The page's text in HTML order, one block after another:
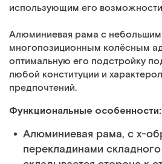
использующим его
Алюминиевая рама с небольшим
многопозиционным колёсным
оптимальную его подстройку
любой конституции и
предпочтений.
Функциональные особенности:
Алюминиевая рама, с х-
перекладинами